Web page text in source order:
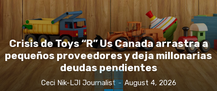
Crisis de Toys “R” Us Canada arrastra a
pequeños proveedores y deja millonarias
deudas pendientes
Ceci Nik-LJI Journalist - August 4, 2026